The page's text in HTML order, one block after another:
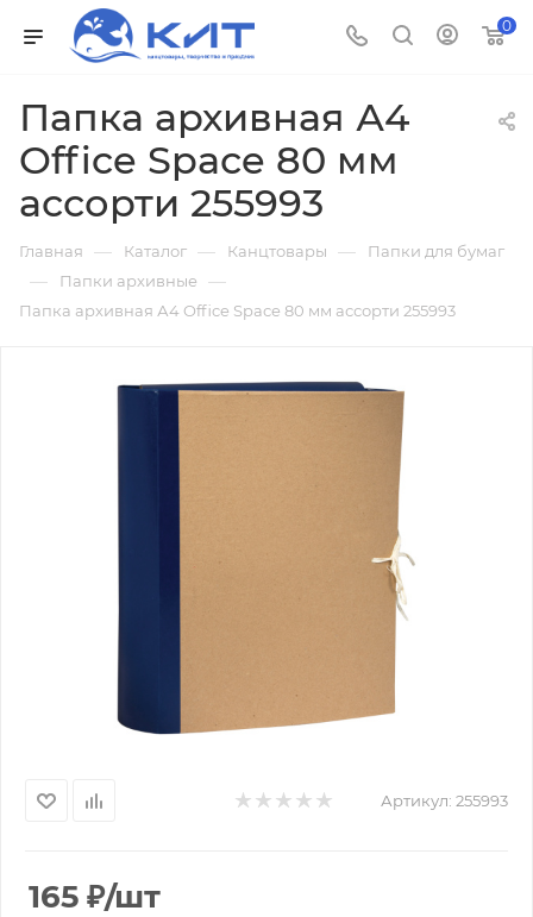
0
Папка архивная А4
Office Spaсe 80 мм
ассорти 255993
Главная — Каталог — Канцтовары — Папки для бумаг
— Папки архивные —
Папка архивная А4 Office Spaсe 80 мм ассорти 255993
Артикул: 255993
165 ₽/шт